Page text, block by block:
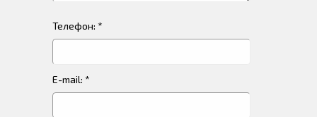
Телефон: *
E-mail: *